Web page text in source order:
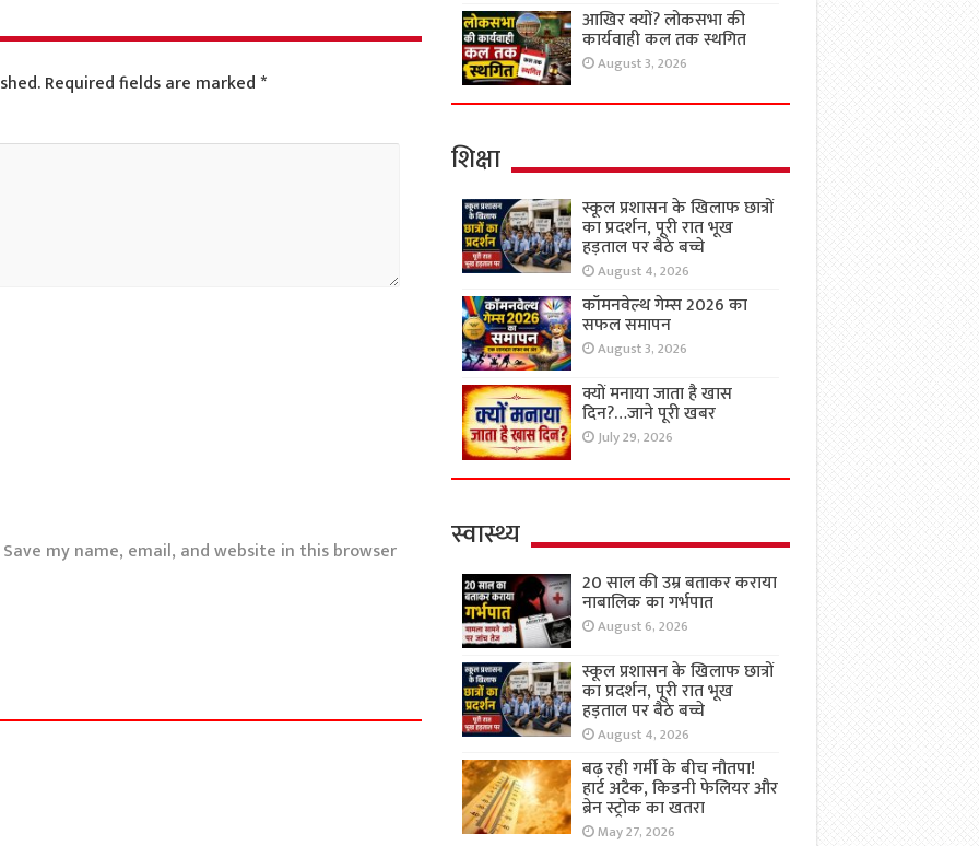
Required fields are marked*
Save my name, email, and website in this browser
आखिर क्यों? लोकसभा की
कार्यवाही कल तक स्थगित
August 3, 2026
शिक्षा
स्कूल प्रशासन के खिलाफ छात्रों
का प्रदर्शन, पूरी रात भूख
हड़ताल पर बैठे बच्चे
August 4, 2026
कॉमनवेल्थ गेम्स 2026 का
सफल समापन
August 3, 2026
क्यों मनाया जाता है खास
दिन?…जाने पूरी खबर
July 29, 2026
स्वास्थ्य
20 साल की उम्र बताकर कराया
नाबालिक का गर्भपात
August 6, 2026
स्कूल प्रशासन के खिलाफ छात्रों
का प्रदर्शन, पूरी रात भूख
हड़ताल पर बैठे बच्चे
August 4, 2026
बढ़ रही गर्मी के बीच नौतपा!
हार्ट अटैक, किडनी फेलियर और
ब्रेन स्ट्रोक का खतरा
May 27, 2026